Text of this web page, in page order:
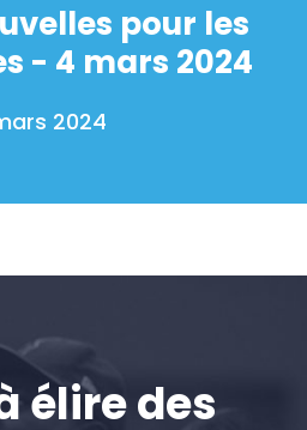
the Courts
Vote
pour les
- 4 mars 2024
2024
élire des